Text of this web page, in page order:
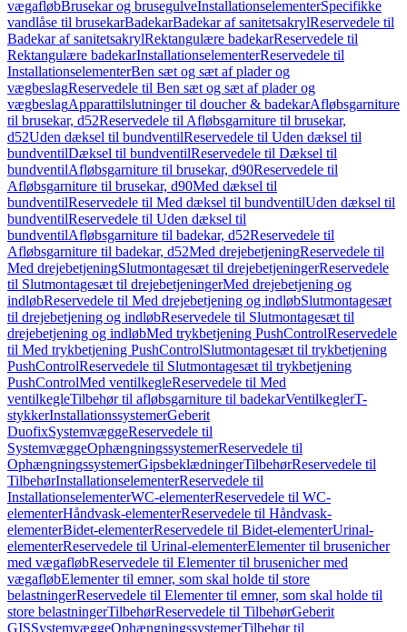
vægafløbBrusekar og brusegulveInstallationselementerSpecifikke
vandlåse til brusekarBadekarBadekar af sanitetsakrylReservedele til
Badekar af sanitetsakrylRektangulære badekarReservedele til
Rektangulære badekarInstallationselementerReservedele til
InstallationselementerBen sæt og sæt af plader og
vægbeslagReservedele til Ben sæt og sæt af plader og
vægbeslagApparattilslutninger til doucher & badekarAfløbsgarniture
til brusekar, d52Reservedele til Afløbsgarniture til brusekar,
d52Uden dæksel til bundventilReservedele til Uden dæksel til
bundventilDæksel til bundventilReservedele til Dæksel til
bundventilAfløbsgarniture til brusekar, d90Reservedele til
Afløbsgarniture til brusekar, d90Med dæksel til
bundventilReservedele til Med dæksel til bundventilUden dæksel til
bundventilReservedele til Uden dæksel til
bundventilAfløbsgarniture til badekar, d52Reservedele til
Afløbsgarniture til badekar, d52Med drejebetjeningReservedele til
Med drejebetjeningSlutmontagesæt til drejebetjeningerReservedele
til Slutmontagesæt til drejebetjeningerMed drejebetjening og
indløbReservedele til Med drejebetjening og indløbSlutmontagesæt
til drejebetjening og indløbReservedele til Slutmontagesæt til
drejebetjening og indløbMed trykbetjening PushControlReservedele
til Med trykbetjening PushControlSlutmontagesæt til trykbetjening
PushControlReservedele til Slutmontagesæt til trykbetjening
PushControlMed ventilkegleReservedele til Med
ventilkegleTilbehør til afløbsgarniture til badekarVentilkeglerT-
stykkerInstallationssystemerGeberit
DuofixSystemvæggeReservedele til
SystemvæggeOphængningssystemerReservedele til
OphængningssystemerGipsbeklædningerTilbehørReservedele til
TilbehørInstallationselementerReservedele til
InstallationselementerWC-elementerReservedele til WC-
elementerHåndvask-elementerReservedele til Håndvask-
elementerBidet-elementerReservedele til Bidet-elementerUrinal-
elementerReservedele til Urinal-elementerElementer til brusenicher
med vægafløbReservedele til Elementer til brusenicher med
vægafløbElementer til emner, som skal holde til store
belastningerReservedele til Elementer til emner, som skal holde til
store belastningerTilbehørReservedele til TilbehørGeberit
GISSystemvæggeOphængningssystemerTilbehør til